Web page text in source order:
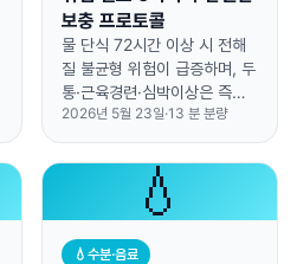
보충 프로토콜
물 단식 72시간 이상 시 전해
질 불균형 위험이 급증하며, 두
통·근육경련·심박이상은 즉시
중단 신호다.
2026년 5월 23일·13 분 분량
💧
💧 수분·음료